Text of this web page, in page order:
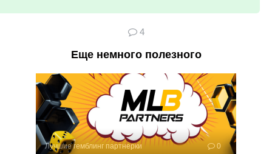
4
Еще немного полезного
Лучшие гемблинг партнерки 0